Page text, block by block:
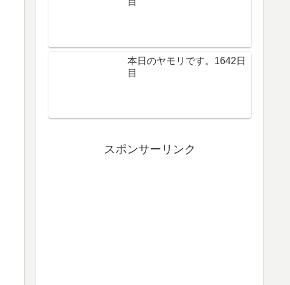
本日のヤモリです。1642日
目
スポンサーリンク